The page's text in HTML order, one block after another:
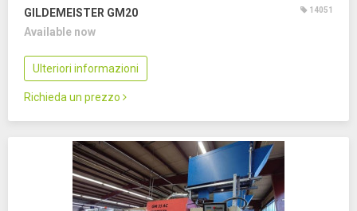
GILDEMEISTER GM20 14051
Available now
Ulteriori informazioni
Richieda un prezzo